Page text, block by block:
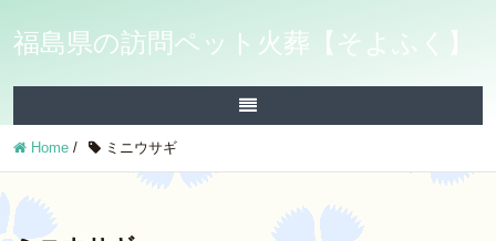
福島県の訪問ペット火葬【そよふく】
Home / ミニウサギ